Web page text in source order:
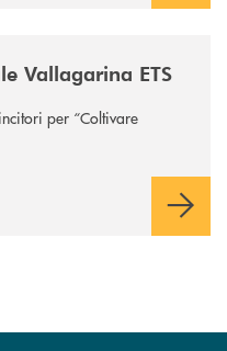
Vallagarina ETS
per “Coltivare